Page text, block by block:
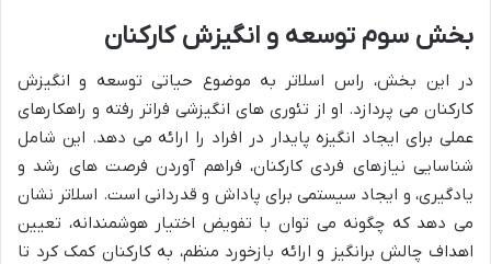
بخش سوم توسعه و انگیزش کارکنان
در این بخش، راس اسلاتر به موضوع حیاتی توسعه و انگیزش
کارکنان می پردازد. او از تئوری های انگیزشی فراتر رفته و راهکارهای
عملی برای ایجاد انگیزه پایدار در افراد را ارائه می دهد. این شامل
شناسایی نیازهای فردی کارکنان، فراهم آوردن فرصت های رشد و
یادگیری، و ایجاد سیستمی برای پاداش و قدردانی است. اسلاتر نشان
می دهد که چگونه می توان با تفویض اختیار هوشمندانه، تعیین
اهداف چالش برانگیز و ارائه بازخورد منظم، به کارکنان کمک کرد تا